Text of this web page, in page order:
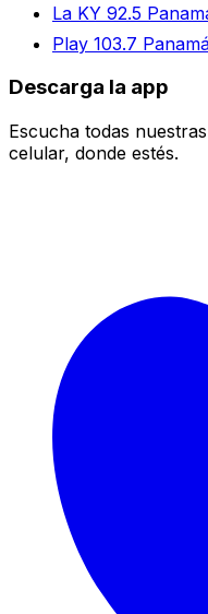
La KY 92.5
Play 103.7
Descarga la app
Escucha todas
celular, donde estés.